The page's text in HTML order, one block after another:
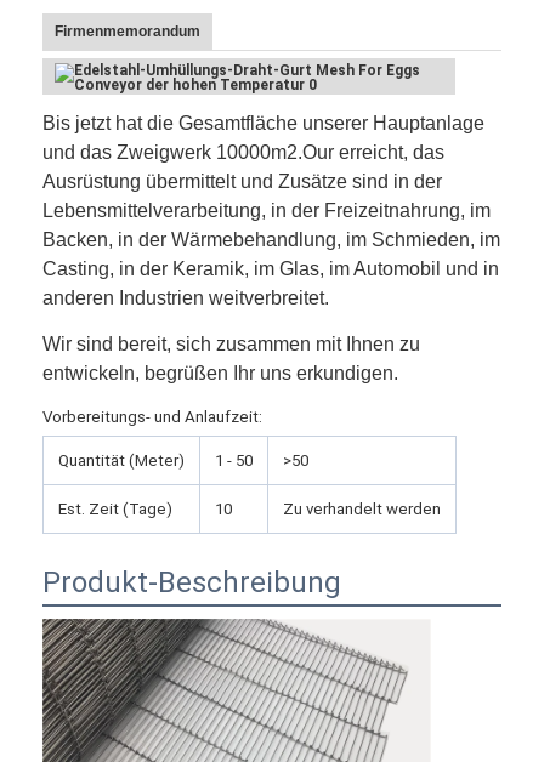
Startseite
Produkte
Über uns
Qualitätskontrolle
Kontakt
Nachrichten
Alle Fälle
Edelstahlmaschengurt
Spiraldrahtgeflecht
Hochtemperatur-Maschendraht
Firmenmemorandum
Bis jetzt hat die Gesamtfläche unserer Hauptanlage
und das Zweigwerk 10000m2.Our erreicht, das
Ausrüstung übermittelt und Zusätze sind in der
Lebensmittelverarbeitung, in der Freizeitnahrung, im
Backen, in der Wärmebehandlung, im Schmieden, im
Casting, in der Keramik, im Glas, im Automobil und in
anderen Industrien weitverbreitet.
Wir sind bereit, sich zusammen mit Ihnen zu
entwickeln, begrüßen Ihr uns erkundigen.
Vorbereitungs- und Anlaufzeit:
Quantität (Meter) 1 - 50 >50
Est. Zeit (Tage) 10 Zu verhandelt werden
Produkt-Beschreibung